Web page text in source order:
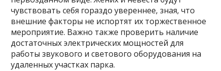
чувствовать себя гораздо увереннее‚ зная‚ что
внешние факторы не испортят их торжественное
мероприятие. Важно также проверить наличие
достаточных электрических мощностей для
работы звукового и светового оборудования на
удаленных участках парка.